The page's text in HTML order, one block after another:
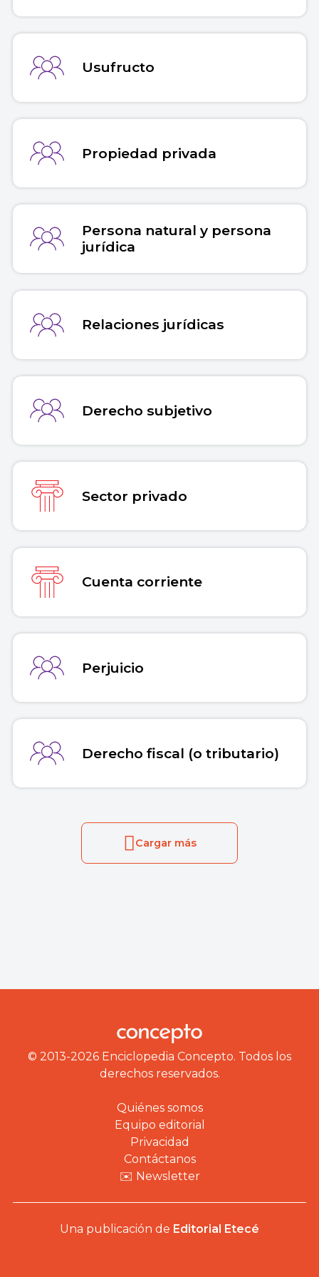
Usufructo
Propiedad privada
Persona natural y persona
jurídica
Relaciones jurídicas
Derecho subjetivo
Sector privado
Cuenta corriente
Perjuicio
Derecho fiscal (o tributario)
Cargar más
© 2013-2026 Enciclopedia Concepto. Todos los
derechos reservados.
Quiénes somos
Equipo editorial
Privacidad
Contáctanos
✉️ Newsletter
Una publicación de Editorial Etecé